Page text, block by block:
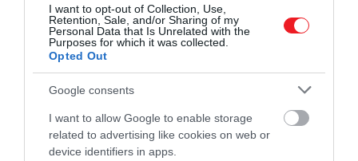
I want to opt-out of Collection, Use,
Retention, Sale, and/or Sharing of my
Personal Data that Is Unrelated with the
Purposes for which it was collected.
Opted Out
Google consents
I want to allow Google to enable storage
related to advertising like cookies on web or
device identifiers in apps.